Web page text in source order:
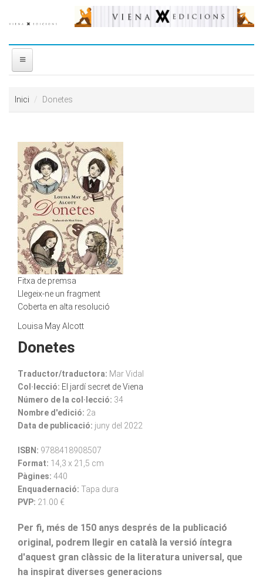
DISTRIBUÏDORA
PREMIS
CONTACTE
Inici Donetes
Fitxa de premsa
Llegeix-ne un fragment
Coberta en alta resolució
Louisa May Alcott
Donetes
Traductor/traductora: Mar Vidal
Col·lecció: El jardí secret de Viena
Número de la col·lecció: 34
Nombre d'edició: 2a
Data de publicació: juny del 2022
ISBN: 9788418908507
Format: 14,3 x 21,5 cm
Pàgines: 440
Enquadernació: Tapa dura
PVP: 21.00 €
Per fi, més de 150 anys després de la publicació
original, podrem llegir en català la versió íntegra
d'aquest gran clàssic de la literatura universal, que
ha inspirat diverses generacions